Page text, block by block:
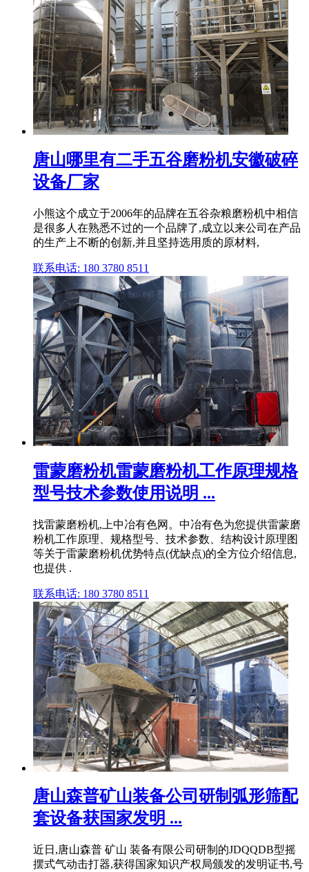
唐山哪里有二手五谷磨粉机安徽破碎
设备厂家
小熊这个成立于2006年的品牌在五谷杂粮磨粉机中相信
是很多人在熟悉不过的一个品牌了,成立以来公司在产品
的生产上不断的创新,并且坚持选用质的原材料,
联系电话: 180 3780 8511
雷蒙磨粉机雷蒙磨粉机工作原理规格
型号技术参数使用说明 ...
找雷蒙磨粉机,上中冶有色网。中冶有色为您提供雷蒙磨
粉机工作原理、规格型号、技术参数、结构设计原理图
等关于雷蒙磨粉机优势特点(优缺点)的全方位介绍信息,
也提供 .
联系电话: 180 3780 8511
唐山森普矿山装备公司研制弧形筛配
套设备获国家发明 ...
近日,唐山森普 矿山 装备有限公司研制的JDQQDB型摇
摆式气动击打器,获得国家知识产权局颁发的发明证书,号